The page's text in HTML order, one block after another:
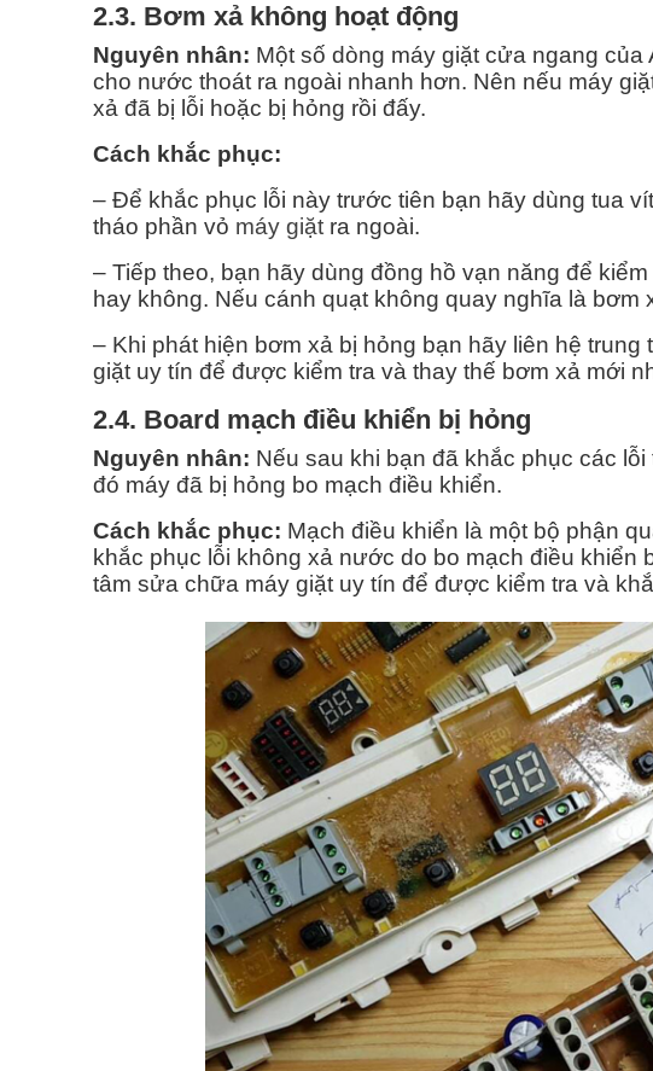
2.3. Bơm xả không hoạt động
Nguyên nhân: Một số dòng máy giặt cửa ngang
cho nước thoát ra ngoài nhanh hơn. Nên nếu máy
xả đã bị lỗi hoặc bị hỏng rồi đấy.
Cách khắc phục:
– Để khắc phục lỗi này trước tiên bạn hãy dùng tua
tháo phần vỏ máy giặt ra ngoài.
– Tiếp theo, bạn hãy dùng đồng hồ vạn năng để
hay không. Nếu cánh quạt không quay nghĩa là bơm
– Khi phát hiện bơm xả bị hỏng bạn hãy liên hệ
giặt uy tín để được kiểm tra và thay thế bơm xả mới
2.4. Board mạch điều khiển bị hỏng
Nguyên nhân: Nếu sau khi bạn đã khắc phục các
đó máy đã bị hỏng bo mạch điều khiển.
Cách khắc phục: Mạch điều khiển là một bộ phận
khắc phục lỗi không xả nước do bo mạch điều khiển
tâm sửa chữa máy giặt uy tín để được kiểm tra và